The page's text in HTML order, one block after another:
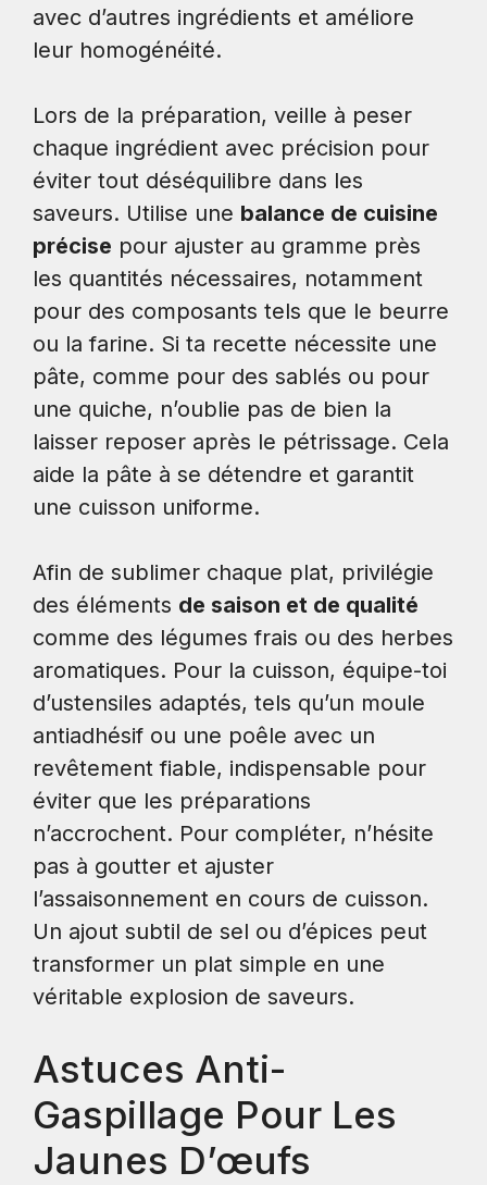
avec d’autres ingrédients et améliore
leur homogénéité.
Lors de la préparation, veille à peser
chaque ingrédient avec précision pour
éviter tout déséquilibre dans les
saveurs. Utilise une balance de cuisine
précise pour ajuster au gramme près
les quantités nécessaires, notamment
pour des composants tels que le beurre
ou la farine. Si ta recette nécessite une
pâte, comme pour des sablés ou pour
une quiche, n’oublie pas de bien la
laisser reposer après le pétrissage. Cela
aide la pâte à se détendre et garantit
une cuisson uniforme.
Afin de sublimer chaque plat, privilégie
des éléments de saison et de qualité
comme des légumes frais ou des herbes
aromatiques. Pour la cuisson, équipe-toi
d’ustensiles adaptés, tels qu’un moule
antiadhésif ou une poêle avec un
revêtement fiable, indispensable pour
éviter que les préparations
n’accrochent. Pour compléter, n’hésite
pas à goutter et ajuster
l’assaisonnement en cours de cuisson.
Un ajout subtil de sel ou d’épices peut
transformer un plat simple en une
véritable explosion de saveurs.
Astuces Anti-
Gaspillage Pour Les
Jaunes D’œufs